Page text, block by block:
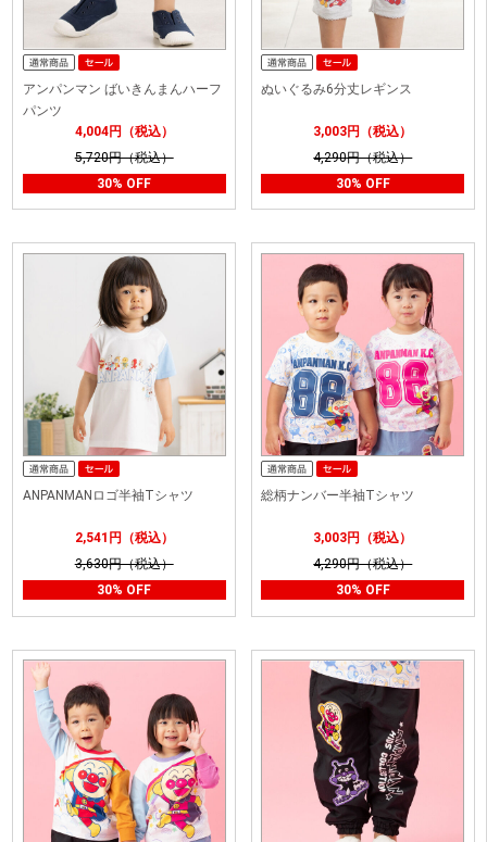
アンパンマン ばいきんまんハーフ
パンツ
4,004円（税込）
5,720円（税込）
30% OFF
ぬいぐるみ6分丈レギンス
3,003円（税込）
4,290円（税込）
30% OFF
ANPANMANロゴ半袖Tシャツ
2,541円（税込）
3,630円（税込）
30% OFF
総柄ナンバー半袖Tシャツ
3,003円（税込）
4,290円（税込）
30% OFF